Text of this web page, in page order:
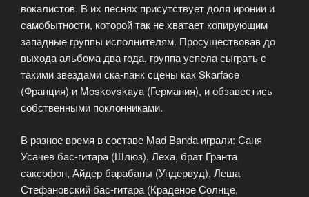
вокалистов. В их песнях присутствует доля иронии и
самобытности, которой так не хватает копирующим
западные группы исполнителям. Просуществовав до
выхода альбома два года, группа успела сыграть с
такими звездами ска-панк сцены как Skarface
(Франция) и Moskovskaya (Германия), и обзавестись
собственными поклонниками.
В разное время в составе Mad Bandа играли: Саня
Усачев бас-гитара (Шлюз), Леха, брат Гранта
саксофон, Айдер барабаны (Ундервуд), Леша
Стефановский бас-гитара (Краденое Солнце,